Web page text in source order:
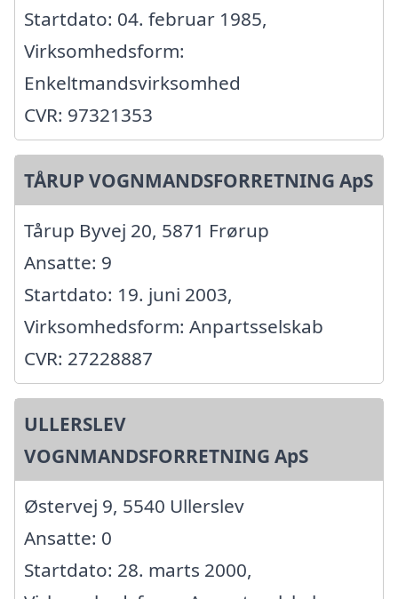
Startdato: 04. februar 1985,
Virksomhedsform:
Enkeltmandsvirksomhed
CVR: 97321353
TÅRUP VOGNMANDSFORRETNING ApS
Tårup Byvej 20, 5871 Frørup
Ansatte: 9
Startdato: 19. juni 2003,
Virksomhedsform: Anpartsselskab
CVR: 27228887
ULLERSLEV
VOGNMANDSFORRETNING ApS
Østervej 9, 5540 Ullerslev
Ansatte: 0
Startdato: 28. marts 2000,